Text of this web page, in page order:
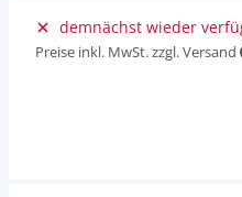
demnächst wieder
Preise inkl. MwSt. zzgl. Versand